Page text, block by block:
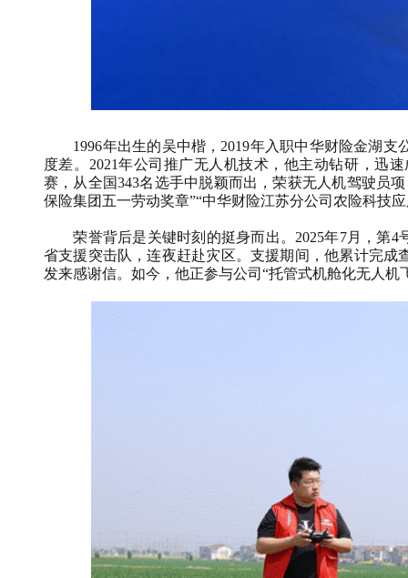
1996年出生的吴中楷， 2019年入职中华财险金湖支
度差。 2021年公司推广无人机技术，他主动钻研，迅
赛，从全国343名选手中脱颖而出，荣获无人机驾驶员
保险集团五一劳动奖章”“中华财险江苏分公司农险科技
荣誉背后是关键时刻的挺身而出。 2025年7月，第4
省支援突击队，连夜赶赴灾区。支援期间，他累计完成
发来感谢信。如今，他正参与公司“托管式机舱化无人